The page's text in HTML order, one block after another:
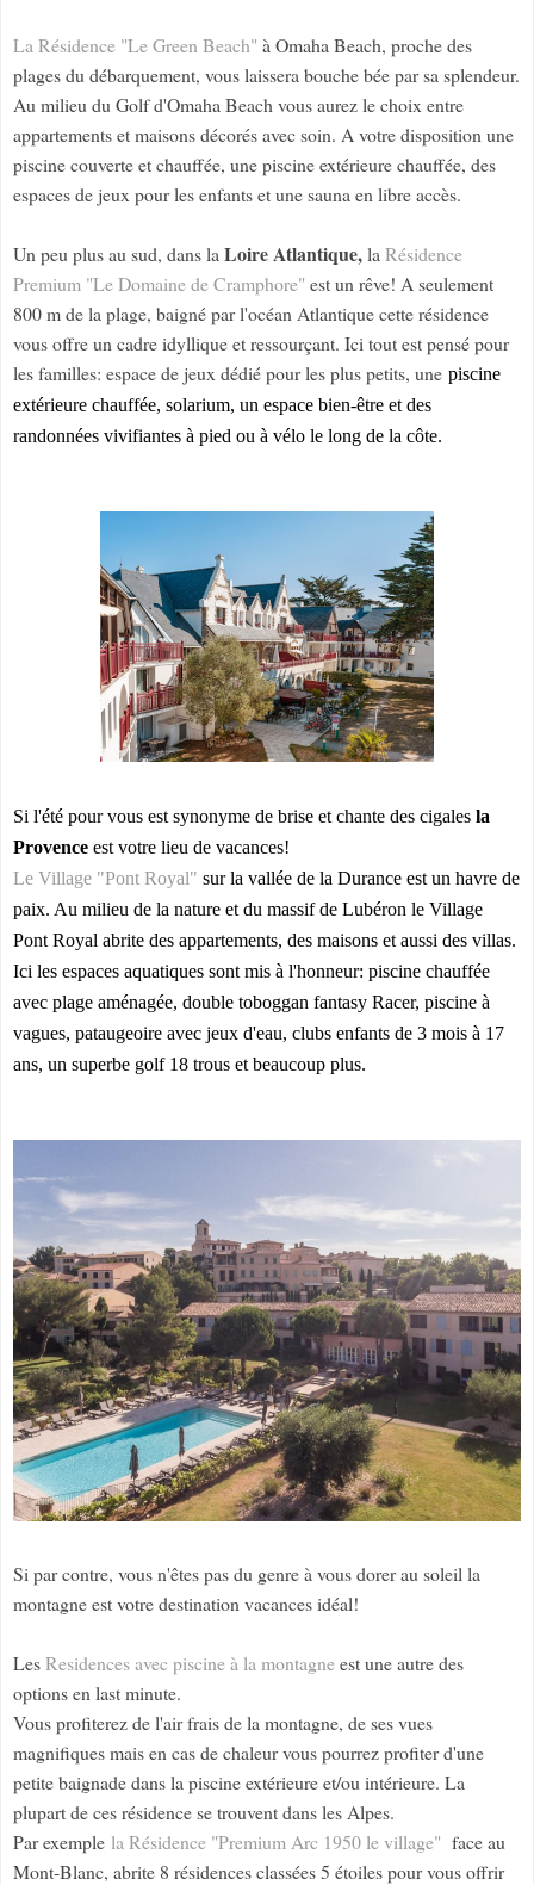
La Résidence "Le Green Beach" à Omaha Beach, proche des
plages du débarquement, vous laissera bouche bée par sa splendeur.
Au milieu du Golf d'Omaha Beach vous aurez le choix entre
appartements et maisons décorés avec soin. A votre disposition une
piscine couverte et chauffée, une piscine extérieure chauffée, des
espaces de jeux pour les enfants et une sauna en libre accès.
Un peu plus au sud, dans laLoire Atlantique,laRésidence
Premium "Le Domaine de Cramphore" est un rêve! A seulement
800 m de la plage, baigné par l'océan Atlantique cette résidence
vous offre un cadre idyllique et ressourçant. Ici tout est pensé pour
les familles: espace de jeux dédié pour les plus petits, une piscine
extérieure chauffée, solarium, un espace bien-être et des
randonnées vivifiantes à pied ou à vélo le long de la côte.
Si l'été pour vous est synonyme de brise et chante des cigales la
Provence est votre lieu de vacances!
Le Village "Pont Royal" sur la vallée de la Durance est un havre de
paix. Au milieu de la nature et du massif de Lubéron le Village
Pont Royal abrite des appartements, des maisons et aussi des villas.
Ici les espaces aquatiques sont mis à l'honneur: piscine chauffée
avec plage aménagée, double toboggan fantasy Racer, piscine à
vagues, pataugeoire avec jeux d'eau, clubs enfants de 3 mois à 17
ans, un superbe golf 18 trous et beaucoup plus.
Si par contre, vous n'êtes pas du genre à vous dorer au soleil la
montagne est votre destination vacances idéal!
LesResidences avec piscine à la montagneest une autre des
options en last minute.
Vous profiterez de l'air frais de la montagne, de ses vues
magnifiques mais en cas de chaleur vous pourrez profiter d'une
petite baignade dans la piscine extérieure et/ou intérieure. La
plupart de ces résidence se trouvent dans les Alpes.
Par exemple la Résidence "Premium Arc 1950 le village" face au
Mont-Blanc, abrite 8 résidences classées 5 étoiles pour vous offrir